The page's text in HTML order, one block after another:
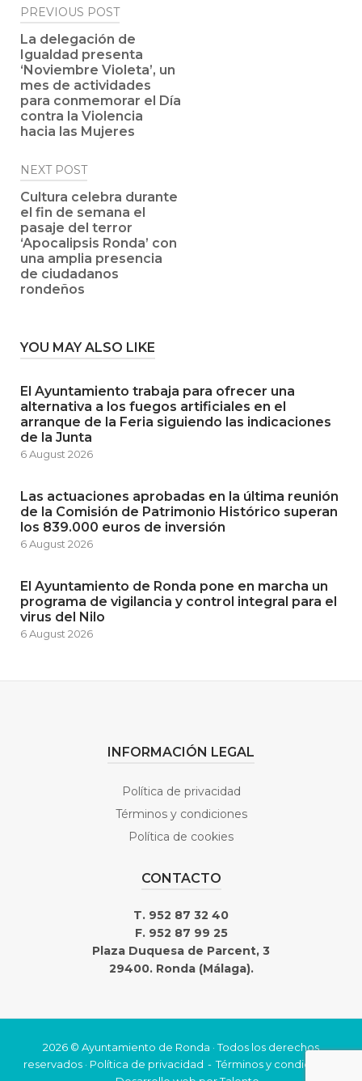
Post
navigation
PREVIOUS POST
La delegación de
Igualdad presenta
‘Noviembre Violeta’, un
mes de actividades
para conmemorar el Día
contra la Violencia
hacia las Mujeres
NEXT POST
Cultura celebra durante
el fin de semana el
pasaje del terror
‘Apocalipsis Ronda’ con
una amplia presencia
de ciudadanos
rondeños
YOU MAY ALSO LIKE
El Ayuntamiento trabaja para ofrecer una
alternativa a los fuegos artificiales en el
arranque de la Feria siguiendo las indicaciones
de la Junta
6 August 2026
Las actuaciones aprobadas en la última reunión
de la Comisión de Patrimonio Histórico superan
los 839.000 euros de inversión
6 August 2026
El Ayuntamiento de Ronda pone en marcha un
programa de vigilancia y control integral para el
virus del Nilo
6 August 2026
INFORMACIÓN LEGAL
Política de privacidad
Términos y condiciones
Política de cookies
CONTACTO
T. 952 87 32 40
F. 952 87 99 25
Plaza Duquesa de Parcent, 3
29400. Ronda (Málaga).
2026 © Ayuntamiento de Ronda · Todos los derechos
reservados · Política de privacidad
Términos y condiciones